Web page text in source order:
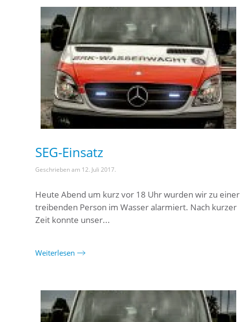
SEG-Einsatz
Geschrieben am 12. Juli 2017.
Heute Abend um kurz vor 18 Uhr wurden wir zu einer
treibenden Person im Wasser alarmiert. Nach kurzer
Zeit konnte unser...
Weiterlesen